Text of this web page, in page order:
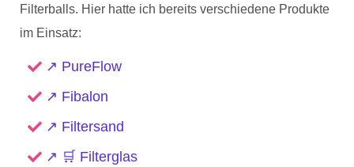
Filterballs. Hier hatte ich bereits verschiedene Produkte
im Einsatz:
↗️ PureFlow
↗️ Fibalon
↗️ Filtersand
↗️ 🛒 Filterglas